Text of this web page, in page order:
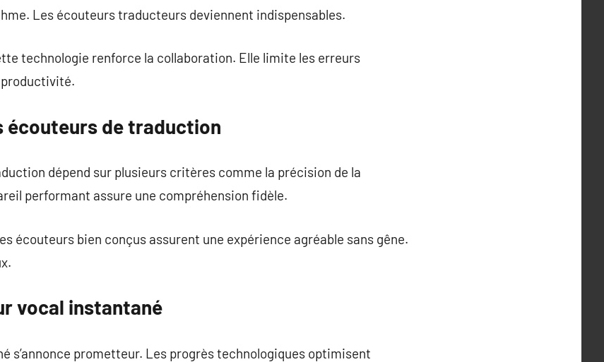
Les écouteurs traducteurs deviennent indispensables.
technologie renforce la collaboration. Elle limite les erreurs
écouteurs de traduction
dépend sur plusieurs critères comme la précision de la
performant assure une compréhension fidèle.
écouteurs bien conçus assurent une expérience agréable sans gêne.
vocal instantané
s’annonce prometteur. Les progrès technologiques optimisent